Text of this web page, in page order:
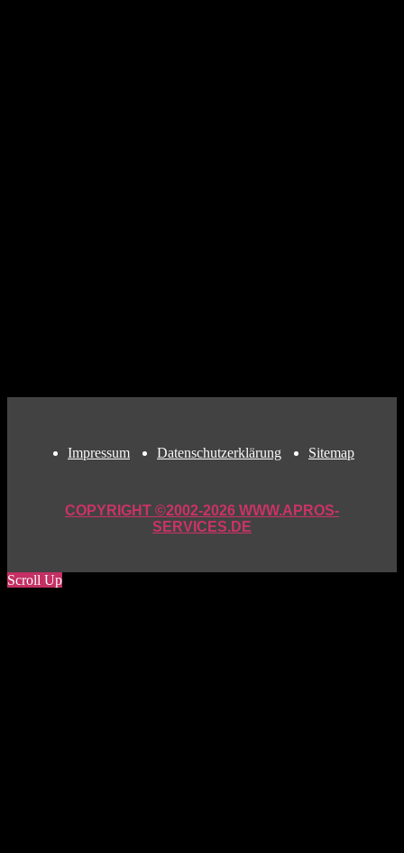
Impressum Datenschutzerklärung Sitemap
COPYRIGHT ©2002-2026 WWW.APROS-
SERVICES.DE
Scroll Up